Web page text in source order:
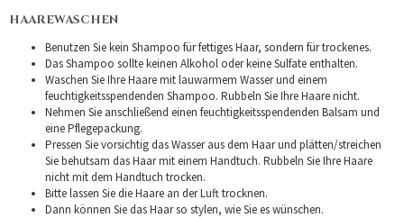
HAAREWASCHEN
Benutzen Sie kein Shampoo für fettiges Haar, sondern für trockenes.
Das Shampoo sollte keinen Alkohol oder keine Sulfate enthalten.
Waschen Sie Ihre Haare mit lauwarmem Wasser und einem
feuchtigkeitsspendenden Shampoo. Rubbeln Sie Ihre Haare nicht.
Nehmen Sie anschließend einen feuchtigkeitsspendenden Balsam und
eine Pflegepackung.
Pressen Sie vorsichtig das Wasser aus dem Haar und plätten/streichen
Sie behutsam das Haar mit einem Handtuch. Rubbeln Sie Ihre Haare
nicht mit dem Handtuch trocken.
Bitte lassen Sie die Haare an der Luft trocknen.
Dann können Sie das Haar so stylen, wie Sie es wünschen.